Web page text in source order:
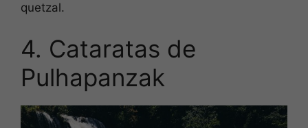
quetzal.
4. Cataratas de
Pulhapanzak